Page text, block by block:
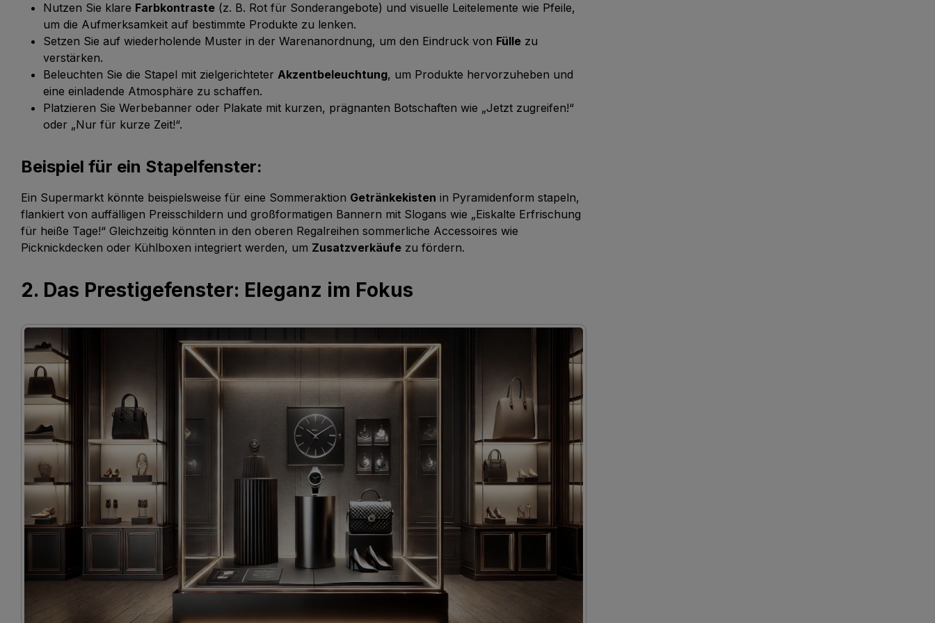
Nutzen Sie klare Farbkontraste (z. B. Rot für Sonderangebote) und visuelle Leitelemente wie Pfeile,
um die Aufmerksamkeit auf bestimmte Produkte zu lenken.
Setzen Sie auf wiederholende Muster in der Warenanordnung, um den Eindruck von Fülle zu
verstärken.
Beleuchten Sie die Stapel mit zielgerichteter Akzentbeleuchtung, um Produkte hervorzuheben und
eine einladende Atmosphäre zu schaffen.
Platzieren Sie Werbebanner oder Plakate mit kurzen, prägnanten Botschaften wie „Jetzt zugreifen!“
oder „Nur für kurze Zeit!“.
Beispiel für ein Stapelfenster:
Ein Supermarkt könnte beispielsweise für eine Sommeraktion Getränkekisten in Pyramidenform stapeln,
flankiert von auffälligen Preisschildern und großformatigen Bannern mit Slogans wie „Eiskalte Erfrischung
für heiße Tage!“ Gleichzeitig könnten in den oberen Regalreihen sommerliche Accessoires wie
Picknickdecken oder Kühlboxen integriert werden, um Zusatzverkäufe zu fördern.
2. Das Prestigefenster: Eleganz im Fokus